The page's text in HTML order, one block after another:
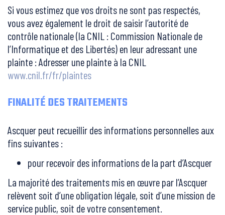
Si vous estimez que vos droits ne sont pas respectés,
vous avez également le droit de saisir l’autorité de
contrôle nationale (la CNIL : Commission Nationale de
l’Informatique et des Libertés) en leur adressant une
plainte : Adresser une plainte à la CNIL
www.cnil.fr/fr/plaintes
FINALITÉ DES TRAITEMENTS
Ascquer peut recueillir des informations personnelles aux
fins suivantes :
pour recevoir des informations de la part d’Ascquer
La majorité des traitements mis en œuvre par l’Ascquer
relèvent soit d’une obligation légale, soit d’une mission de
service public, soit de votre consentement.